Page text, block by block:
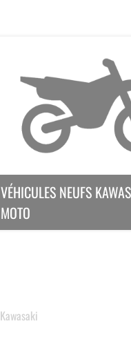
VÉHICULES NEUFS
MOTO
Kawasaki